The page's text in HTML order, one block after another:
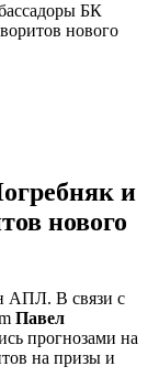
БК
нового
и
нового
АПЛ. В связи с
Павел
прогнозами на
на призы и